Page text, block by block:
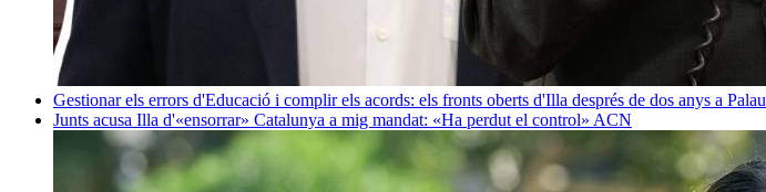
Gestionar els errors d'Educació i complir els acords: els fronts oberts d'Illa després de dos anys a Palau
Junts acusa Illa d'«ensorrar» Catalunya a mig mandat: «Ha perdut el control» ACN